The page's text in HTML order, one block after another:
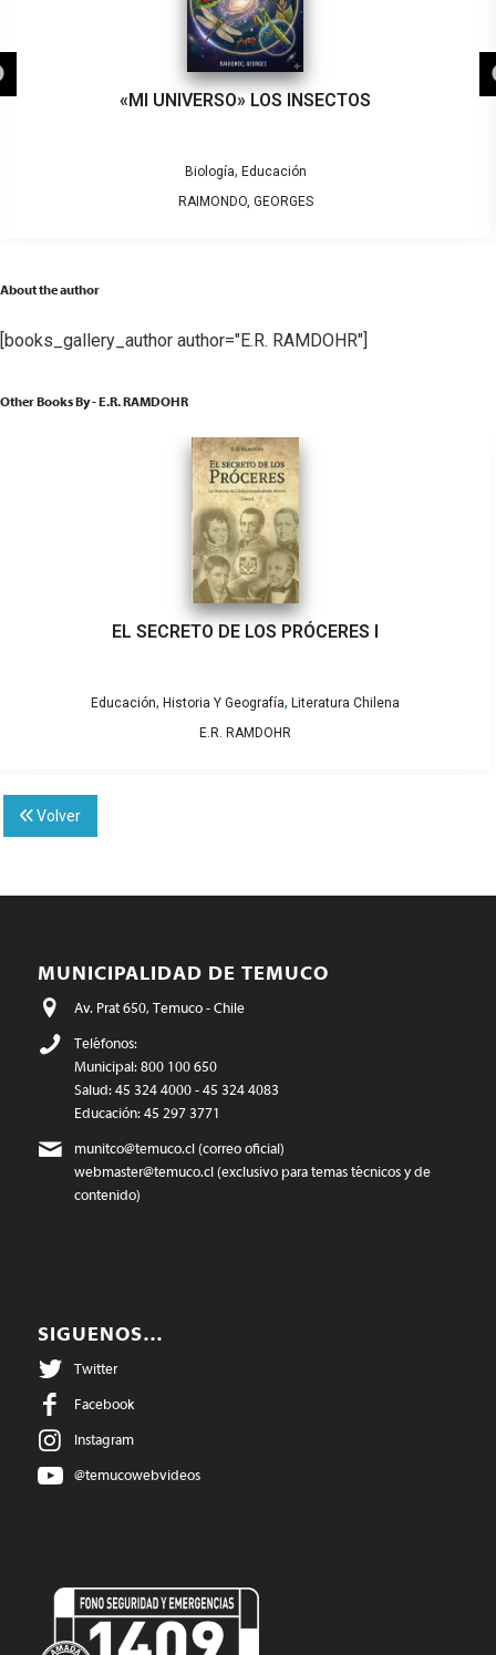
«MI UNIVERSO» LOS INSECTOS
Biología, Educación
RAIMONDO, GEORGES
About the author
[books_gallery_author author="E.R. RAMDOHR"]
Other Books By - E.R. RAMDOHR
EL SECRETO DE LOS PRÓCERES I
Educación, Historia Y Geografía, Literatura Chilena
E.R. RAMDOHR
Volver
MUNICIPALIDAD DE TEMUCO
Av. Prat 650, Temuco - Chile
Teléfonos:
Municipal: 800 100 650
Salud: 45 324 4000 - 45 324 4083
Educación: 45 297 3771
munitco@temuco.cl(correo oficial)
webmaster@temuco.cl(exclusivo para temas técnicos y de
contenido)
SIGUENOS…
Twitter
Facebook
Instagram
@temucowebvideos